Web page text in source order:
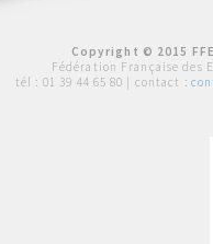
Copyright © 2015
Fédération Française des
tél : 01 39 44 65 80 | contact :